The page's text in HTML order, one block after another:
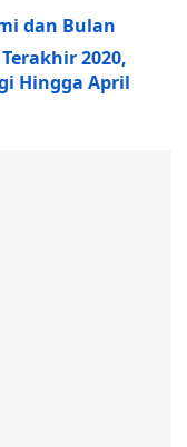
dan Bulan
2020,
Hingga April